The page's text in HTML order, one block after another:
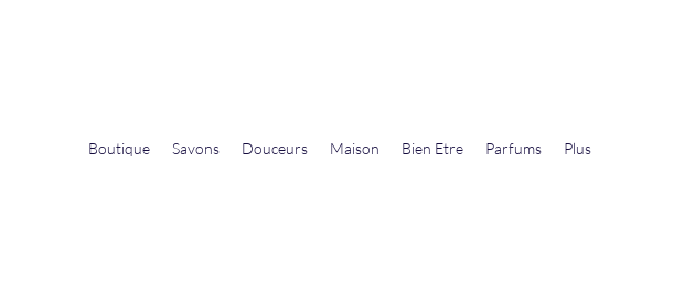
Boutique Savons Douceurs Maison Bien Etre Parfums Plus